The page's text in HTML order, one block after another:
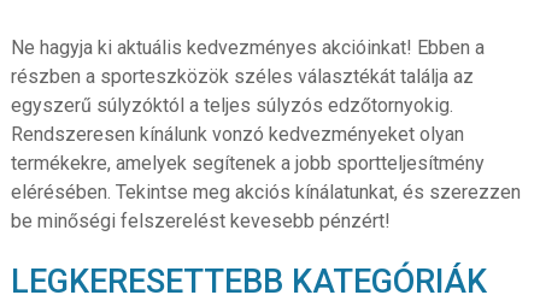
Ne hagyja ki aktuális kedvezményes akcióinkat! Ebben a
részben a sporteszközök széles választékát találja az
egyszerű súlyzóktól a teljes súlyzós edzőtornyokig.
Rendszeresen kínálunk vonzó kedvezményeket olyan
termékekre, amelyek segítenek a jobb sportteljesítmény
elérésében. Tekintse meg akciós kínálatunkat, és szerezzen
be minőségi felszerelést kevesebb pénzért!
LEGKERESETTEBB KATEGÓRIÁK